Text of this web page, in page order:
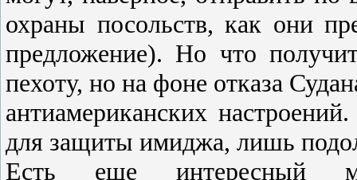
охраны посольств, как они
предложение). Но что
пехоту, но на фоне отказа
антиамериканских
для защиты имиджа, лишь
Есть еще интересный